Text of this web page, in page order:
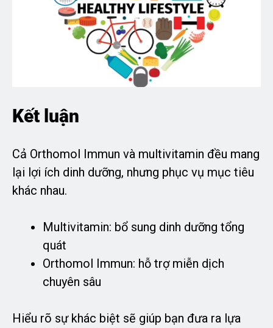
Kết luận
Cả Orthomol Immun và multivitamin đều mang
lại lợi ích dinh dưỡng, nhưng phục vụ mục tiêu
khác nhau.
Multivitamin: bổ sung dinh dưỡng tổng
quát
Orthomol Immun: hỗ trợ miễn dịch
chuyên sâu
Hiểu rõ sự khác biệt sẽ giúp bạn đưa ra lựa